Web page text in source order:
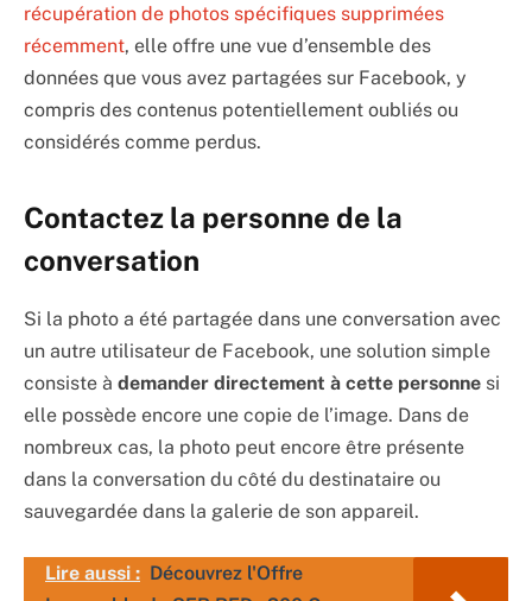
récupération de photos spécifiques supprimées
récemment, elle offre une vue d’ensemble des
données que vous avez partagées sur Facebook, y
compris des contenus potentiellement oubliés ou
considérés comme perdus.
Contactez la personne de la
conversation
Si la photo a été partagée dans une conversation avec
un autre utilisateur de Facebook, une solution simple
consiste à demander directement à cette personne si
elle possède encore une copie de l’image. Dans de
nombreux cas, la photo peut encore être présente
dans la conversation du côté du destinataire ou
sauvegardée dans la galerie de son appareil.
Lire aussi : Découvrez l'Offre